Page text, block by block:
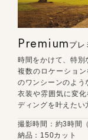
Premium プレ
時間をかけて、特別
複数のロケーショ
のワンシーンのよう
衣装や雰囲気に変
ディングを叶えたい
撮影時間：約3時間
納品：150カット